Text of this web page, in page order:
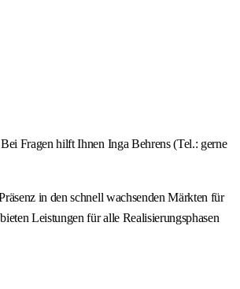
Fragen hilft Ihnen Inga Behrens (Tel.: gerne
in den schnell wachsenden Märkten für
Leistungen für alle Realisierungsphasen